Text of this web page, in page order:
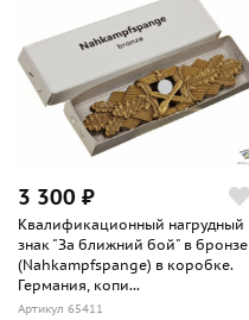
3 300 ₽
Квалификационный нагрудный
знак "За ближний бой" в бронзе
(Nahkampfspange) в коробке.
Германия, копи...
Артикул 65411